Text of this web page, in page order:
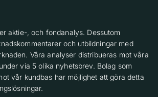
aktie-, och fondanalys. Dessutom
och utbildningar med
Våra analyser distribueras mot våra
via 5 olika nyhetsbrev. Bolag som
vår kundbas har möjlighet att göra detta